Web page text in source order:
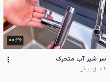
۰۰:۲۶
سر شیر آب متحرک
۲ سال پیش